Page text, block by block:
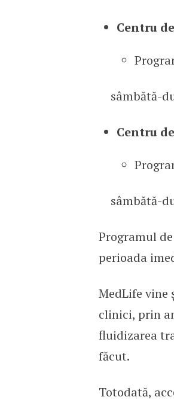
Centru
sâmbătă-
Centru
sâmbătă-
Programul
perioada
MedLife vine
clinici, prin
fluidizarea
făcut.
Totodată,